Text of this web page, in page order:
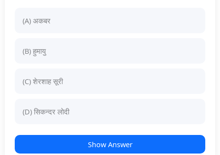
(A) अकबर
(B) हुमायु
(C) शेरशाह सूरी
(D) सिकन्दर लोदी
Show Answer